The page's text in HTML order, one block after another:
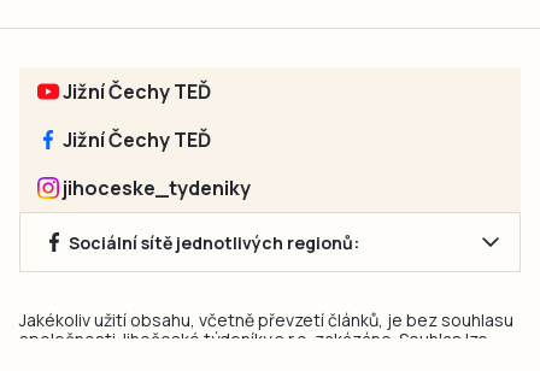
Jižní Čechy TEĎ
Jižní Čechy TEĎ
jihoceske_tydeniky
Sociální sítě jednotlivých regionů:
Jakékoliv užití obsahu, včetně převzetí článků, je bez souhlasu
společnosti Jihočeské týdeníky s.r.o. zakázáno. Souhlas lze